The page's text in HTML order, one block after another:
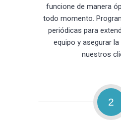
funcione de manera
todo momento.
periódicas para
equipo y asegurar
nuestros
2